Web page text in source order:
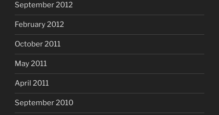
September 2012
February 2012
October 2011
May 2011
April 2011
September 2010